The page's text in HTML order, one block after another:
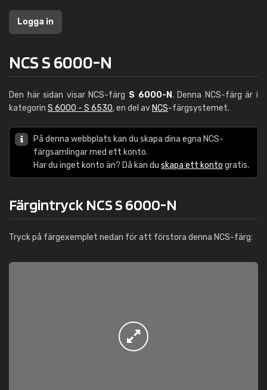
Logga in
NCS S 6000-N
Den här sidan visar NCS-färg S 6000-N. Denna NCS-färg är i
kategorin S 6000 - S 6530, en del av NCS-färgsystemet.
På denna webbplats kan du skapa dina egna NCS-
färgsamlingar med ett konto.
Har du inget konto än? Då kan du skapa ett konto gratis.
Färgintryck NCS S 6000-N
Tryck på färgexemplet nedan för att förstora denna NCS-färg: